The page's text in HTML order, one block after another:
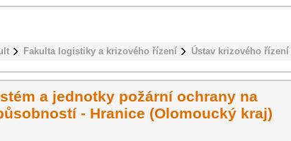
Fakulta logistiky a krizového řízení Ústav krizového řízení
a jednotky požární ochrany na
- Hranice (Olomoucký kraj)